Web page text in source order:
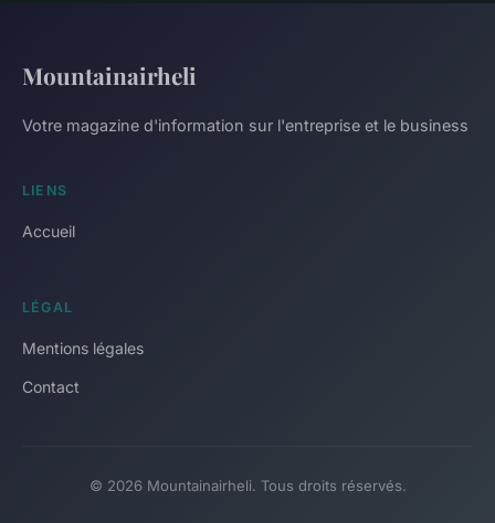
Mountainairheli
Votre magazine d'information sur l'entreprise et le business
LIENS
Accueil
LÉGAL
Mentions légales
Contact
© 2026 Mountainairheli. Tous droits réservés.